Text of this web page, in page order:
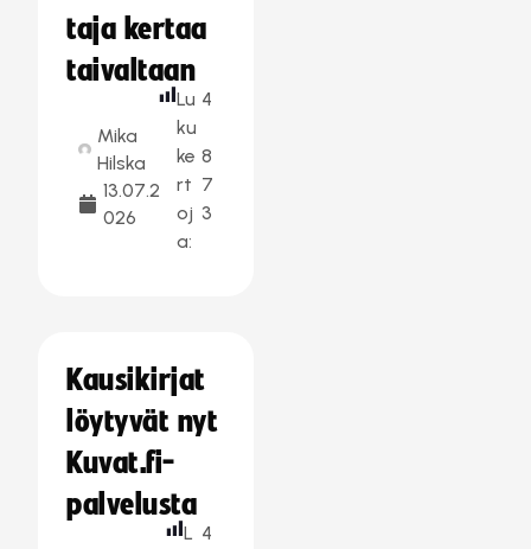
taja kertaa
taivaltaan
Mika
Hilska
13.07.2
026
Lu
ku
ke
rt
oj
a:
4
8
7
3
Kausikirjat
löytyvät nyt
Kuvat.fi-
palvelusta
L 4